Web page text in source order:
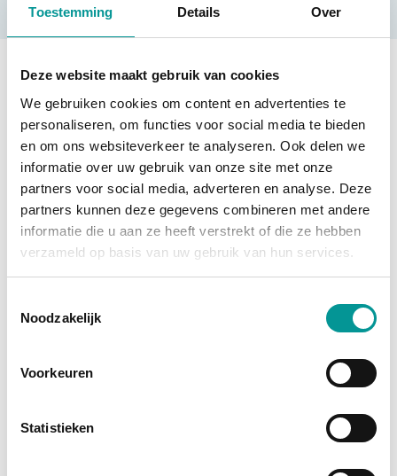
Toestemming Details Over
Deze website maakt gebruik van cookies
We gebruiken cookies om content en advertenties te
personaliseren, om functies voor social media te bieden
en om ons websiteverkeer te analyseren. Ook delen we
informatie over uw gebruik van onze site met onze
partners voor social media, adverteren en analyse. Deze
partners kunnen deze gegevens combineren met andere
informatie die u aan ze heeft verstrekt of die ze hebben
verzameld op basis van uw gebruik van hun services.
Noodzakelijk
Voorkeuren
Statistieken
BTW
Peugeot Boxer Bestelbus 2.2 HDI 120 pk L2H2 Camera/ Cruise/ Airco/ Navi/ PDC/ DAB
72 maanden